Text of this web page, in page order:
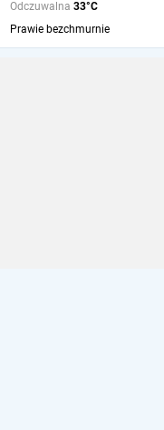
Odczuwalna 33°C
Prawie bezchmurnie